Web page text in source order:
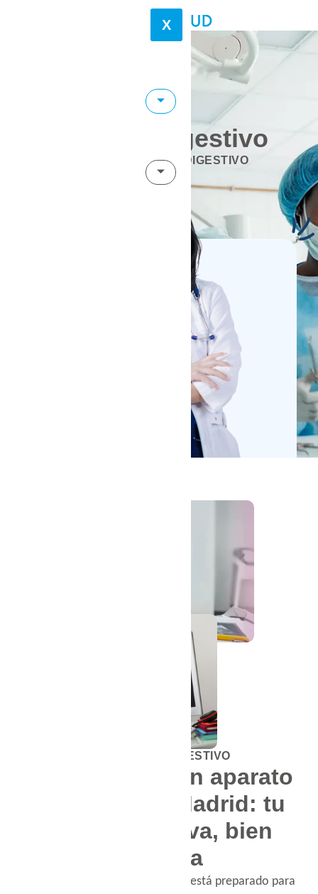
X
Aparato Digestivo
APARATO DIGESTIVO
APARATO DIGESTIVO
Especialistas en aparato
digestivo en Madrid: tu
salud digestiva, bien
cuidada
Nuestro equipo de digestólogos está preparado para